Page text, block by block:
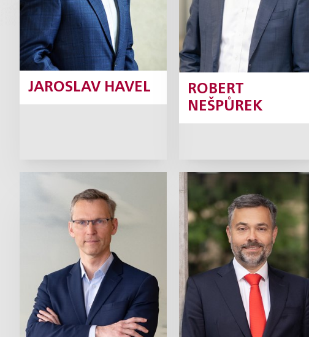
JAROSLAV HAVEL
ROBERT
NEŠPŮREK
Josef Hlavička
Partner
Profil
Petr Kadlec
Partner
Profil